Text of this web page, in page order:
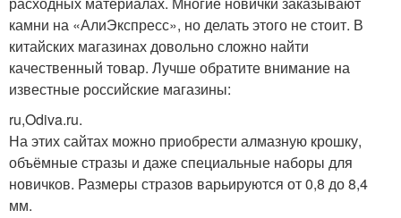
камни на «АлиЭкспресс», но делать этого не стоит. В
китайских магазинах довольно сложно найти
качественный товар. Лучше обратите внимание на
известные российские магазины:
ru,Odiva.ru.
На этих сайтах можно приобрести алмазную крошку,
объёмные стразы и даже специальные наборы для
новичков. Размеры стразов варьируются от 0,8 до 8,4
мм.